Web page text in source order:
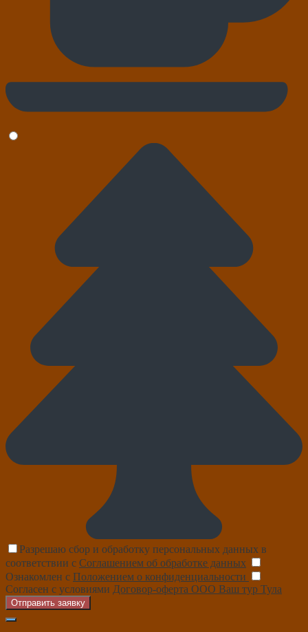
Разрешаю сбор и обработку персональных данных в
соответствии с Соглашением об обработке данных
Ознакомлен с Положением о конфиденциальности
Согласен с условиями Договор-оферта ООО Ваш тур Тула
Отправить заявку